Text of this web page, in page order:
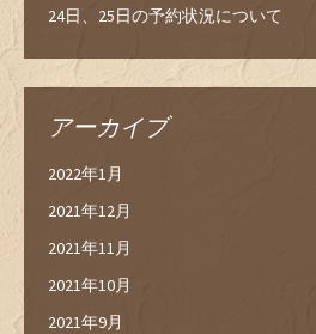
24日、25日の予約状況について
アーカイブ
2022年1月
2021年12月
2021年11月
2021年10月
2021年9月